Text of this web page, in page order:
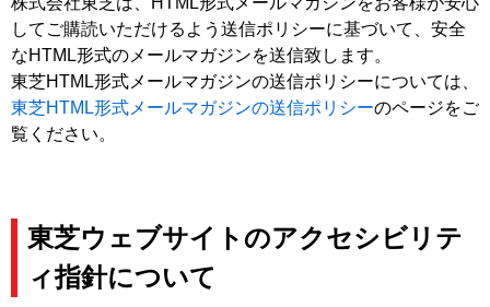
してご購読いただけるよう送信ポリシーに基づいて、安全
なHTML形式のメールマガジンを送信致します。
東芝HTML形式メールマガジンの送信ポリシーについては、
東芝HTML形式メールマガジンの送信ポリシーのページをご
覧ください。
東芝ウェブサイトのアクセシビリテ
ィ指針について